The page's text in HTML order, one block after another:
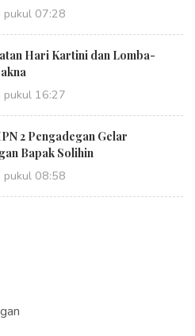
07:28
Hari Kartini dan Lomba-
16:27
2 Pengadegan Gelar
Bapak Solihin
08:58